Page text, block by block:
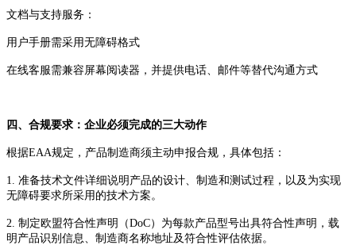
文档与支持服务：
用户手册需采用无障碍格式
在线客服需兼容屏幕阅读器，并提供电话、邮件等替代沟通方式
四、合规要求：企业必须完成的三大动作
根据EAA规定，产品制造商须主动申报合规，具体包括：
1. 准备技术文件详细说明产品的设计、制造和测试过程，以及为实现
无障碍要求所采用的技术方案。
2. 制定欧盟符合性声明（DoC）为每款产品型号出具符合性声明，载
明产品识别信息、制造商名称地址及符合性评估依据。